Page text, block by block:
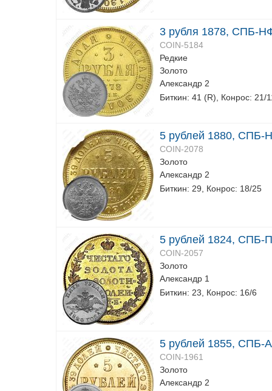
3 рубля 1878, СПБ-
COIN-5184
Редкие
Золото
Александр 2
Биткин: 41 (R), Конрос: 21/
5 рублей 1880, СПБ-
COIN-2078
Золото
Александр 2
Биткин: 29, Конрос: 18/25
5 рублей 1824, СПБ-
COIN-2057
Золото
Александр 1
Биткин: 23, Конрос: 16/6
5 рублей 1855, СПБ-
COIN-1961
Золото
Александр 2